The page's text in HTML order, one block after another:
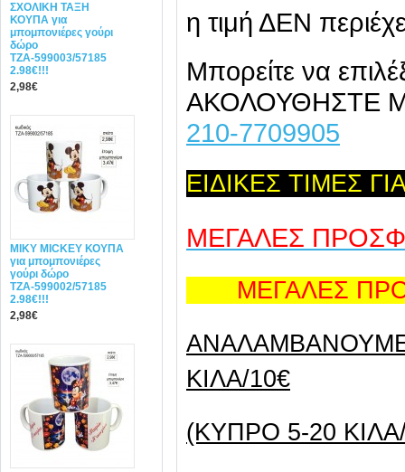
ΣΧΟΛΙΚΗ ΤΑΞΗ
ΚΟΥΠΑ για
μπομπονιέρες γούρι
δώρο
ΤΖΑ-599003/57185
2.98€!!!
2,98€
MIΚY ΜΙCKEY ΚΟΥΠΑ
για μπομπονιέρες
γούρι δώρο
ΤΖΑ-599002/57185
2.98€!!!
2,98€
η τιμή ΔΕΝ
Μπορείτε να
ΑΚΟΛΟΥΘΗΣΤΕ
210-7709905
ΕΙΔΙΚΕΣ ΤΙΜΕΣ
ΜΕΓΑΛΕΣ
ΜΕΓΑΛΕΣ
ΚΙΛΑ/10€
(ΚΥΠΡΟ 5-20